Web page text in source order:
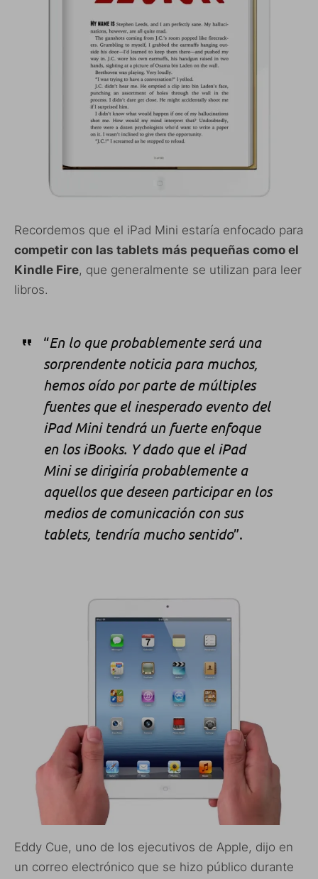
Recordemos que el iPad Mini estaría enfocado para
competir con las tablets más pequeñas como el
Kindle Fire, que generalmente se utilizan para leer
libros.
“En lo que probablemente será una
sorprendente noticia para muchos,
hemos oído por parte de múltiples
fuentes que el inesperado evento del
iPad Mini tendrá un fuerte enfoque
en los iBooks. Y dado que el iPad
Mini se dirigiría probablemente a
aquellos que deseen participar en los
medios de comunicación con sus
tablets, tendría mucho sentido”.
Eddy Cue, uno de los ejecutivos de Apple, dijo en
un correo electrónico que se hizo público durante